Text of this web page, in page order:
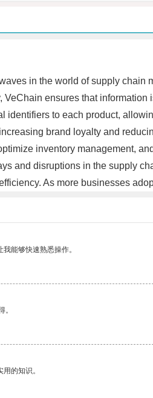
in the world of supply
ensures that
to each product,
brand loyalty and
inventory management,
and disruptions in the supply
As more businesses
能够快速熟悉操作。
。
的知识。